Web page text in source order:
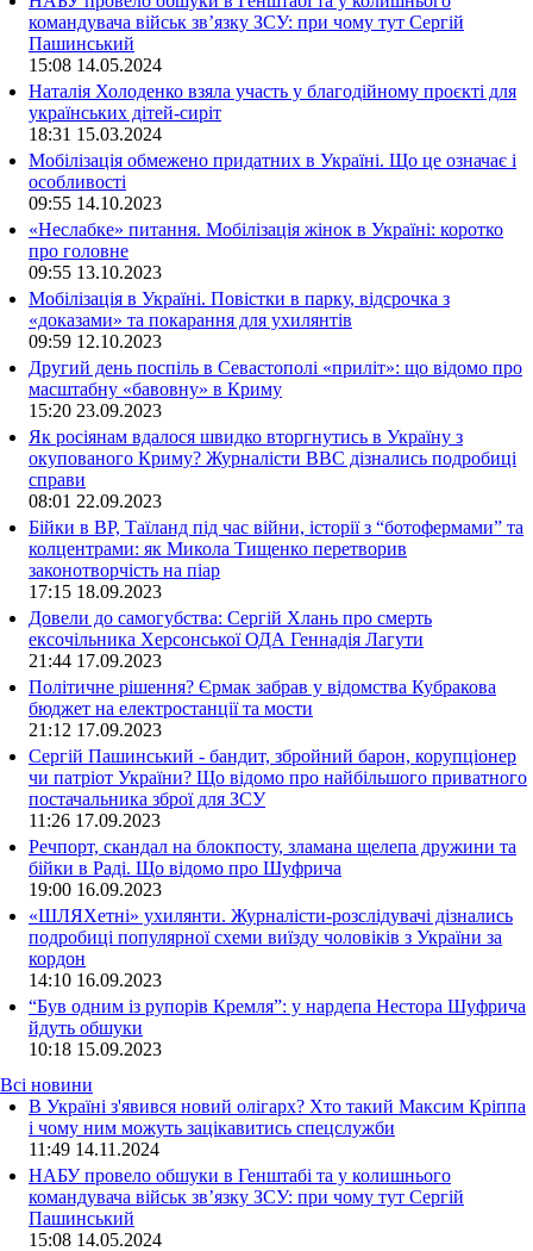
командувача військ зв’язку ЗСУ: при чому тут Сергій
Пашинський
15:08 14.05.2024
Наталія Холоденко взяла участь у благодійному проєкті для
українських дітей-сиріт
18:31 15.03.2024
Мобілізація обмежено придатних в Україні. Що це означає і
особливості
09:55 14.10.2023
«Неслабке» питання. Мобілізація жінок в Україні: коротко
про головне
09:55 13.10.2023
Мобілізація в Україні. Повістки в парку, відсрочка з
«доказами» та покарання для ухилянтів
09:59 12.10.2023
Другий день поспіль в Севастополі «приліт»: що відомо про
масштабну «бавовну» в Криму
15:20 23.09.2023
Як росіянам вдалося швидко вторгнутись в Україну з
окупованого Криму? Журналісти ВВС дізнались подробиці
справи
08:01 22.09.2023
Бійки в ВР, Таїланд під час війни, історії з “ботофермами” та
колцентрами: як Микола Тищенко перетворив
законотворчість на піар
17:15 18.09.2023
Довели до самогубства: Сергій Хлань про смерть
ексочільника Херсонської ОДА Геннадія Лагути
21:44 17.09.2023
Політичне рішення? Єрмак забрав у відомства Кубракова
бюджет на електростанції та мости
21:12 17.09.2023
Сергій Пашинський - бандит, збройний барон, корупціонер
чи патріот України? Що відомо про найбільшого приватного
постачальника зброї для ЗСУ
11:26 17.09.2023
Речпорт, скандал на блокпосту, зламана щелепа дружини та
бійки в Раді. Що відомо про Шуфрича
19:00 16.09.2023
«ШЛЯХетні» ухилянти. Журналісти-розслідувачі дізнались
подробиці популярної схеми виїзду чоловіків з України за
кордон
14:10 16.09.2023
“Був одним із рупорів Кремля”: у нардепа Нестора Шуфрича
йдуть обшуки
10:18 15.09.2023
Всі новини
В Україні з'явився новий олігарх? Хто такий Максим Кріппа
і чому ним можуть зацікавитись спецслужби
11:49 14.11.2024
НАБУ провело обшуки в Генштабі та у колишнього
командувача військ зв’язку ЗСУ: при чому тут Сергій
Пашинський
15:08 14.05.2024